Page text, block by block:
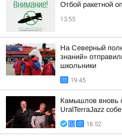
Отбой ракетной
13:55
На Северный
знаний»
школьники
19:45
Камышлов вновь
UralTerraJazz
18:52